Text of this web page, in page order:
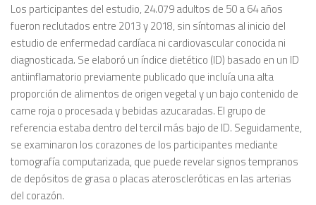
Los participantes del estudio, 24.079 adultos de 50 a 64 años
fueron reclutados entre 2013 y 2018, sin síntomas al inicio del
estudio de enfermedad cardíaca ni cardiovascular conocida ni
diagnosticada. Se elaboró un índice dietético (ID) basado en un ID
antiinflamatorio previamente publicado que incluía una alta
proporción de alimentos de origen vegetal y un bajo contenido de
carne roja o procesada y bebidas azucaradas. El grupo de
referencia estaba dentro del tercil más bajo de ID. Seguidamente,
se examinaron los corazones de los participantes mediante
tomografía computarizada, que puede revelar signos tempranos
de depósitos de grasa o placas ateroscleróticas en las arterias
del corazón.